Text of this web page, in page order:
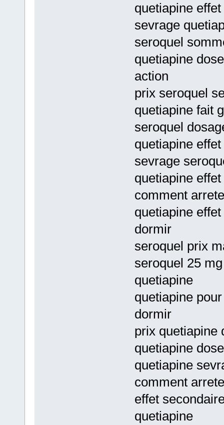
quetiapine
sevrage
seroquel
quetiapine
action
prix seroquel
quetiapine fait
seroquel
quetiapine
sevrage
quetiapine
comment
quetiapine
dormir
seroquel prix
seroquel 25
quetiapine
quetiapine
dormir
prix quetiapine
quetiapine
quetiapine
comment
effet
quetiapine